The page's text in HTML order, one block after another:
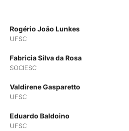
Rogério João Lunkes
UFSC
Fabricia Silva da Rosa
SOCIESC
Valdirene Gasparetto
UFSC
Eduardo Baldoino
UFSC